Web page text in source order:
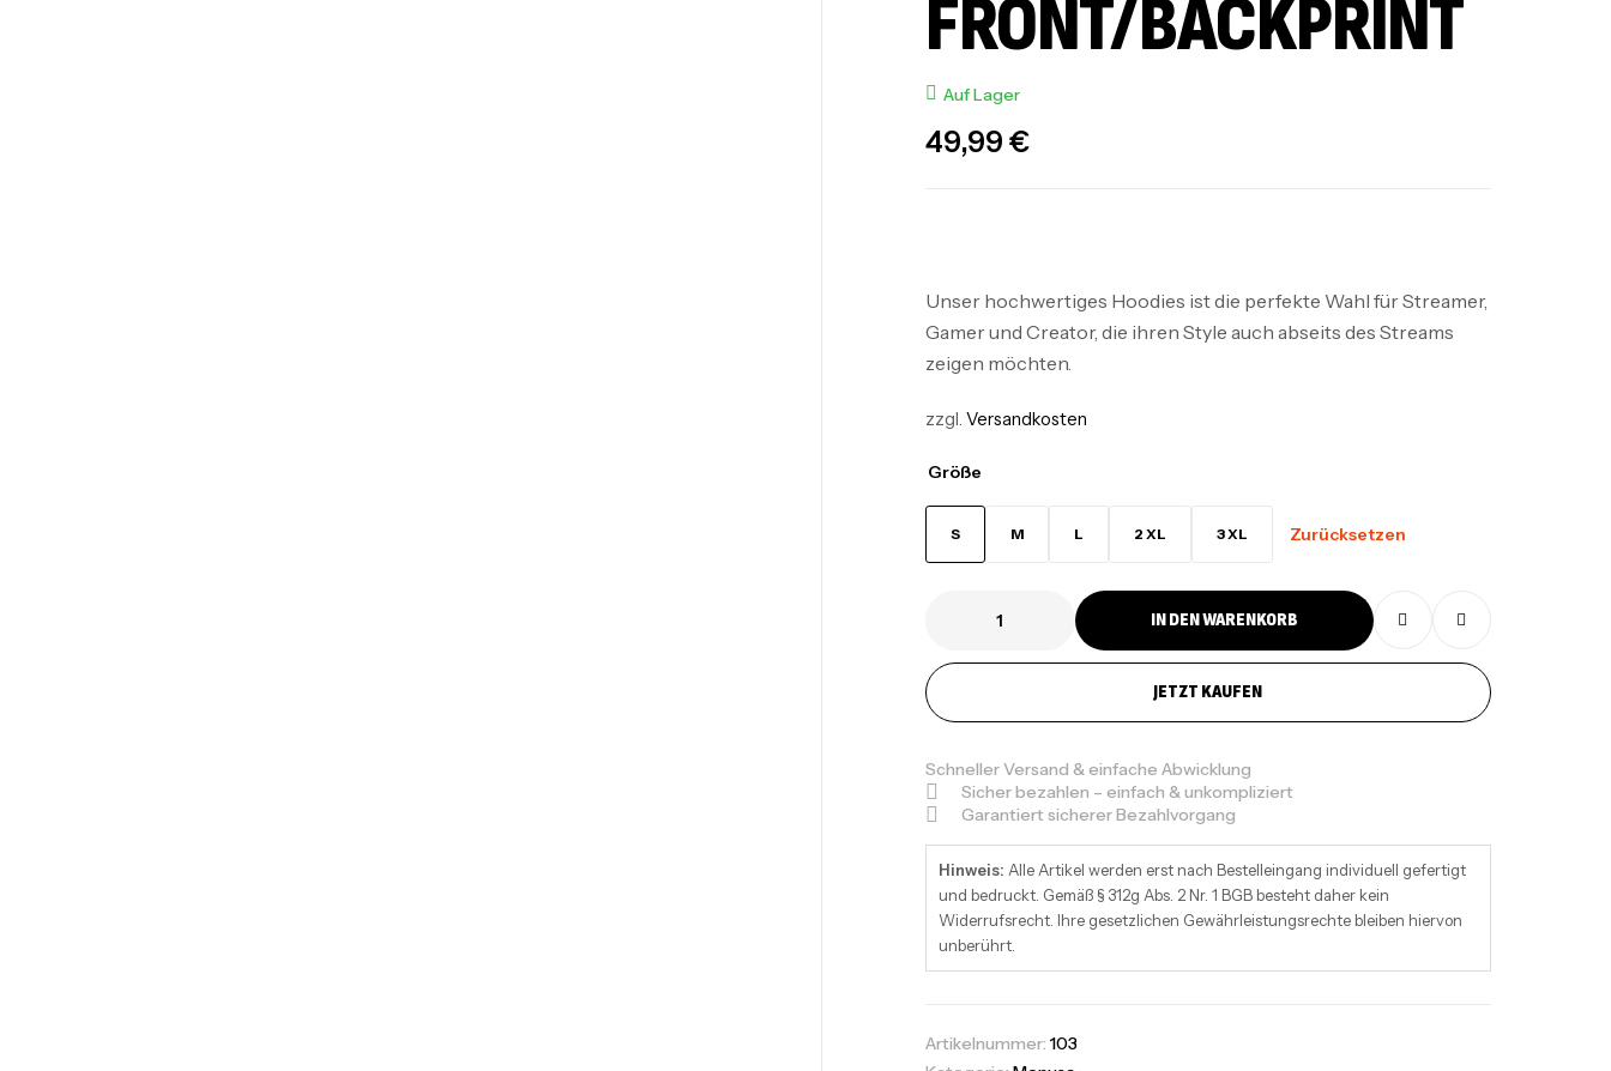
FRONT/BACKPRINT
Auf Lager
49,99 €
Unser hochwertiges Hoodies ist die perfekte Wahl für Streamer,
Gamer und Creator, die ihren Style auch abseits des Streams
zeigen möchten.
zzgl. Versandkosten
Größe
S M L 2 XL 3 XL Zurücksetzen
IN DEN WARENKORB
JETZT KAUFEN
Schneller Versand & einfache Abwicklung
Sicher bezahlen – einfach & unkompliziert
Garantiert sicherer Bezahlvorgang
Hinweis: Alle Artikel werden erst nach Bestelleingang individuell gefertigt
und bedruckt. Gemäß § 312g Abs. 2 Nr. 1 BGB besteht daher kein
Widerrufsrecht. Ihre gesetzlichen Gewährleistungsrechte bleiben hiervon
unberührt.
Artikelnummer: 103